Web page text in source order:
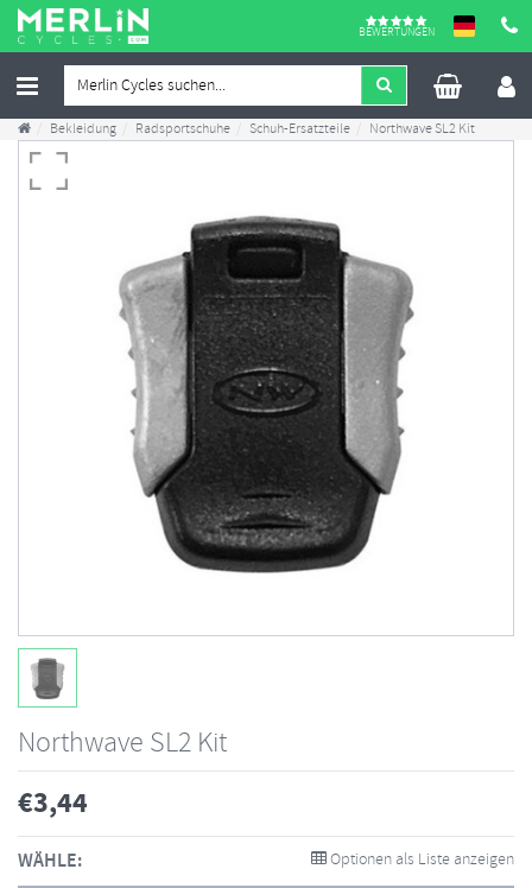
BEWERTUNGEN
Bekleidung Radsportschuhe Schuh-Ersatzteile Northwave SL2 Kit
Northwave SL2 Kit
€3,44
WÄHLE: Optionen als Liste anzeigen